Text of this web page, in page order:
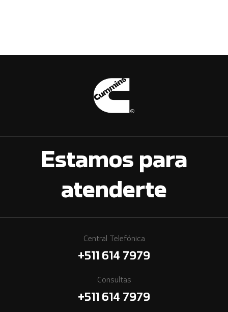
Estamos para
atenderte
Central Telefónica
+511 614 7979
Consultas
+511 614 7979